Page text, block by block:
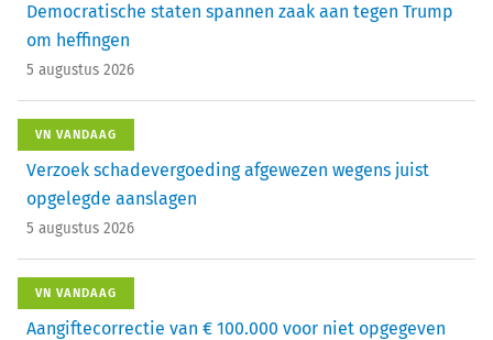
Democratische staten spannen zaak aan tegen Trump
om heffingen
5 augustus 2026
VN VANDAAG
Verzoek schadevergoeding afgewezen wegens juist
opgelegde aanslagen
5 augustus 2026
VN VANDAAG
Aangiftecorrectie van € 100.000 voor niet opgegeven